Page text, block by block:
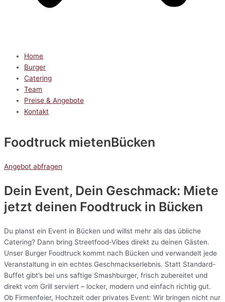
Home
Burger
Catering
Team
Preise & Angebote
Kontakt
Foodtruck mietenBücken
Angebot abfragen
Dein Event, Dein Geschmack: Miete
jetzt deinen Foodtruck in Bücken
Du planst ein Event in Bücken und willst mehr als das übliche
Catering? Dann bring Streetfood-Vibes direkt zu deinen Gästen.
Unser Burger Foodtruck kommt nach Bücken und verwandelt jede
Veranstaltung in ein echtes Geschmackserlebnis. Statt Standard-
Buffet gibt’s bei uns saftige Smashburger, frisch zubereitet und
direkt vom Grill serviert – locker, modern und einfach richtig gut.
Ob Firmenfeier, Hochzeit oder privates Event: Wir bringen nicht nur